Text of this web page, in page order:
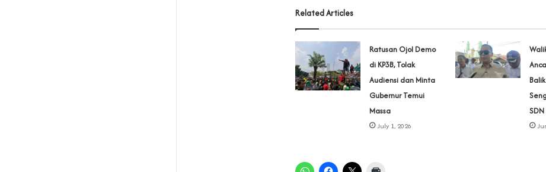
Related Articles
‎Ratusan Ojol Demo
di KP3B, Tolak
Audiensi dan Minta
Gubernur Temui
Massa
July 1, 2026